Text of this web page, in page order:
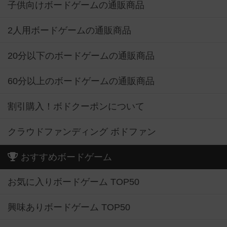
子供向けボードゲームの通販商品
2人用ボードゲームの通販商品
20分以下のボードゲームの通販商品
60分以上のボードゲームの通販商品
割引購入！ボドクーポンについて
クラウドファンディング ボドファン
おすすめボードゲーム
お気に入りボードゲーム TOP50
興味ありボードゲーム TOP50